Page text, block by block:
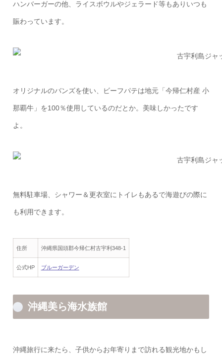
ハンバーガーの他、ライスボウルやジェラード等もありいつも
賑わっています。
オリジナルのバンズを使い、ビーフパテは地元「今帰仁村産 小
那覇牛」を100％使用しているのだとか。美味しかったです
よ。
無料駐車場、シャワー＆更衣室にトイレもあるで海遊びの際に
も利用できます。
住所 沖縄県国頭郡今帰仁村古宇利348-1
公式HP ブルーガーデン
沖縄美ら海水族館
沖縄旅行に来たら、子供からお年寄りまで訪れる観光地かもし